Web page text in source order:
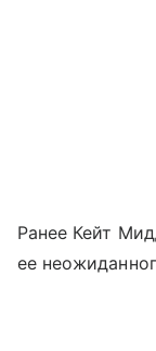
Ранее Кейт
ее